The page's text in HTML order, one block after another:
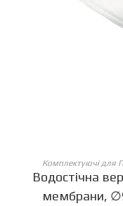
Комплектуючі для
Водостічна
мембрани,